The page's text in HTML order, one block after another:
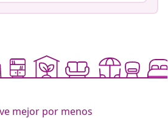
mejor por menos